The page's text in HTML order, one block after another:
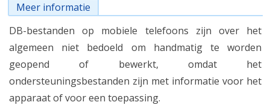
Meer informatie
DB-bestanden op mobiele telefoons zijn over het
algemeen niet bedoeld om handmatig te worden
geopend of bewerkt, omdat het
ondersteuningsbestanden zijn met informatie voor het
apparaat of voor een toepassing.